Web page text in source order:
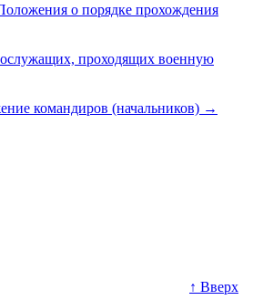
о порядке прохождения
проходящих военную
командиров (начальников) →
↑ Вверх